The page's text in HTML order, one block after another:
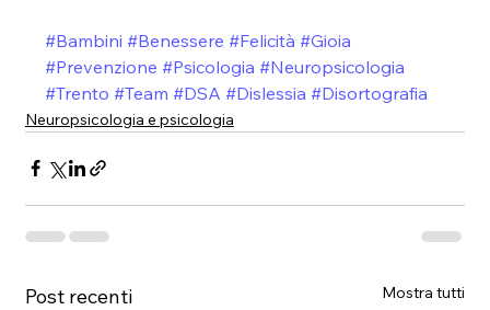
#Bambini #Benessere #Felicità #Gioia
#Prevenzione #Psicologia #Neuropsicologia
#Trento #Team #DSA #Dislessia #Disortografia
Neuropsicologia e psicologia
Post recenti Mostra tutti